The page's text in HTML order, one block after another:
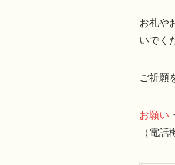
お札や
いでく
ご祈願
お願い
（電